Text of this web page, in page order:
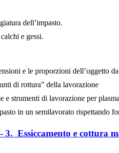
dell’impasto.
e gessi.
e le proporzioni dell’oggetto
di rottura” della lavorazione
e strumenti di lavorazione per
in un semilavorato rispettando
Essiccamento e cottura